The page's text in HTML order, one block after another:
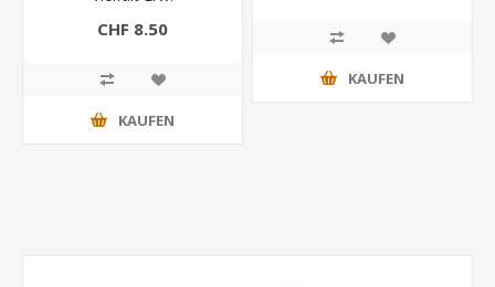
CHF 8.50
KAUFEN
KAUFEN